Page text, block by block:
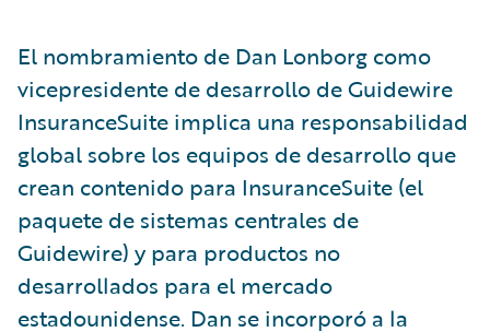
El nombramiento de Dan Lonborg como
vicepresidente de desarrollo de Guidewire
InsuranceSuite implica una responsabilidad
global sobre los equipos de desarrollo que
crean contenido para InsuranceSuite (el
paquete de sistemas centrales de
Guidewire) y para productos no
desarrollados para el mercado
estadounidense. Dan se incorporó a la